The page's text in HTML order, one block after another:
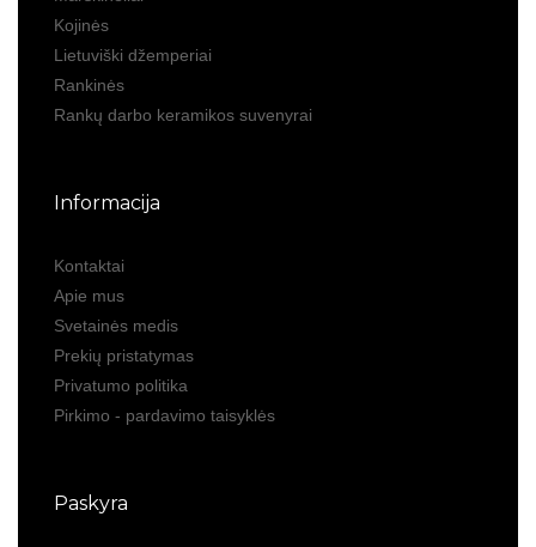
Kojinės
Lietuviški džemperiai
Rankinės
Rankų darbo keramikos suvenyrai
Informacija
Kontaktai
Apie mus
Svetainės medis
Prekių pristatymas
Privatumo politika
Pirkimo - pardavimo taisyklės
Paskyra